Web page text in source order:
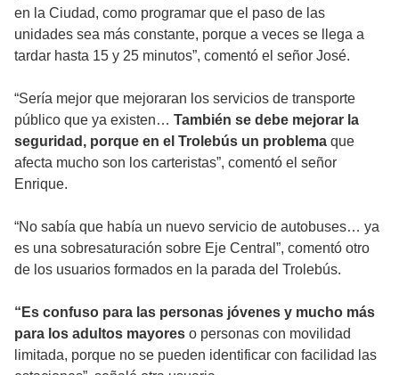
en la Ciudad, como programar que el paso de las
unidades sea más constante, porque a veces se llega a
tardar hasta 15 y 25 minutos”, comentó el señor José.
“Sería mejor que mejoraran los servicios de transporte
público que ya existen… También se debe mejorar la
seguridad, porque en el Trolebús un problema que
afecta mucho son los carteristas”, comentó el señor
Enrique.
“No sabía que había un nuevo servicio de autobuses… ya
es una sobresaturación sobre Eje Central”, comentó otro
de los usuarios formados en la parada del Trolebús.
“Es confuso para las personas jóvenes y mucho más
para los adultos mayores o personas con movilidad
limitada, porque no se pueden identificar con facilidad las